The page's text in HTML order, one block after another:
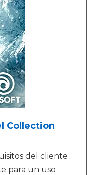
Collection
del cliente
para un uso